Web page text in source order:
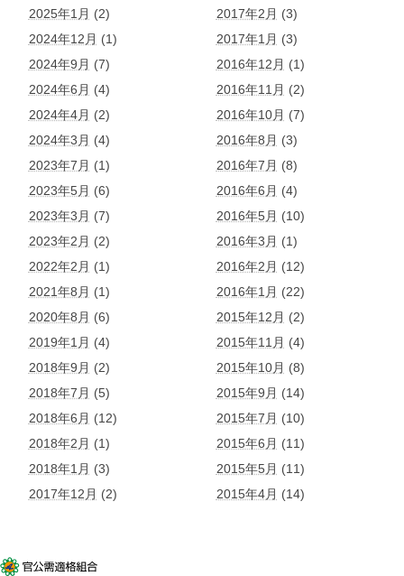
2025年1月 (2)
2024年12月 (1)
2024年9月 (7)
2024年6月 (4)
2024年4月 (2)
2024年3月 (4)
2023年7月 (1)
2023年5月 (6)
2023年3月 (7)
2023年2月 (2)
2022年2月 (1)
2021年8月 (1)
2020年8月 (6)
2019年1月 (4)
2018年9月 (2)
2018年7月 (5)
2018年6月 (12)
2018年2月 (1)
2018年1月 (3)
2017年12月 (2)
2017年2月 (3)
2017年1月 (3)
2016年12月 (1)
2016年11月 (2)
2016年10月 (7)
2016年8月 (3)
2016年7月 (8)
2016年6月 (4)
2016年5月 (10)
2016年3月 (1)
2016年2月 (12)
2016年1月 (22)
2015年12月 (2)
2015年11月 (4)
2015年10月 (8)
2015年9月 (14)
2015年7月 (10)
2015年6月 (11)
2015年5月 (11)
2015年4月 (14)